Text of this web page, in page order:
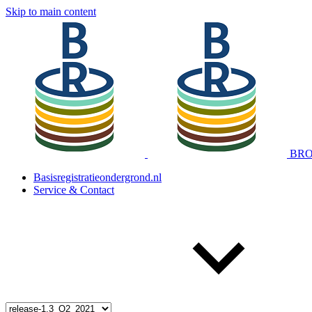
Skip to main content
Basisregistratieondergrond.nl
Service & Contact